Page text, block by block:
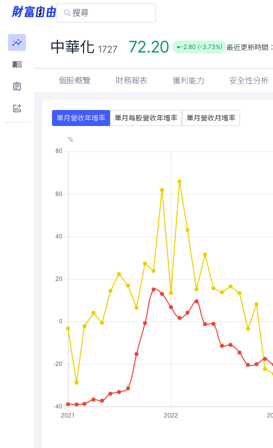
中華化 1727 72.20 -2.80 (-3.73%) 最近更新時間：
個股概覽 財務報表 獲利能力 安全性分析
單月營收年增率 單月每股營收年增率 單月營收月增率